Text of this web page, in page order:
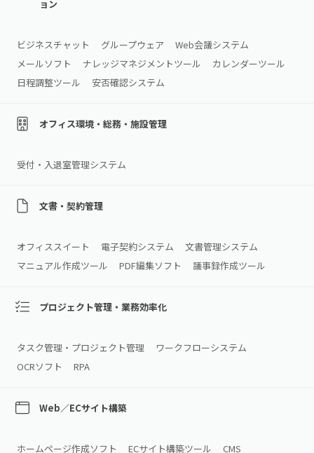
ョン
ビジネスチャット グループウェア
Web会議システム
メールソフト
ナレッジマネジメントツール
カレンダーツール
日程調整ツール
安否確認システム
オフィス環境・総務・施設管理
受付・入退室管理システム
文書・契約管理
オフィススイート 電子契約システム
文書管理システム
マニュアル作成ツール
PDF編集ソフト 議事録作成ツール
プロジェクト管理・業務効率化
タスク管理・プロジェクト管理
ワークフローシステム
OCRソフト
RPA
Web／ECサイト構築
ホームページ作成ソフト ECサイト構築ツール CMS